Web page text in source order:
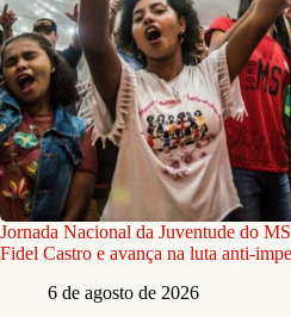
Jornada Nacional da Juventude do
Fidel Castro e avança na luta anti-
6 de agosto de 2026